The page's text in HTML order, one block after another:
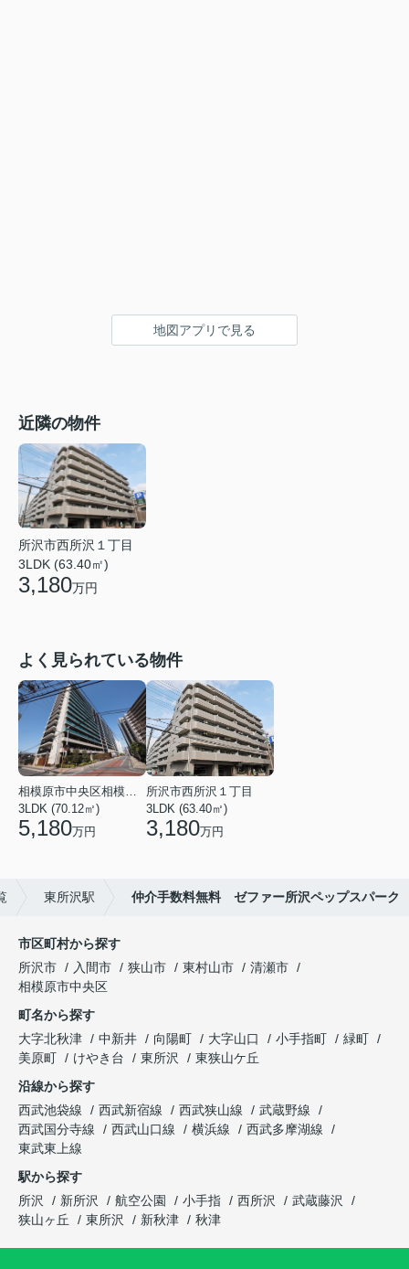
地図アプリで見る
近隣の物件
所沢市西所沢１丁目
3LDK (63.40㎡)
3,180万円
よく見られている物件
相模原市中央区相模原３丁目
3LDK (70.12㎡)
5,180万円
所沢市西所沢１丁目
3LDK (63.40㎡)
3,180万円
東所沢駅 仲介手数料無料 ゼファー所沢ペップスパーク
市区町村から探す
所沢市
入間市 狭山市 東村山市
清瀬市
相模原市中央区
町名から探す
大字北秋津
中新井 向陽町 大字山口 小手指町
緑町
美原町
けやき台 東所沢
東狭山ケ丘
沿線から探す
西武池袋線
西武新宿線 西武狭山線
武蔵野線
西武国分寺線
西武山口線 横浜線
西武多摩湖線
東武東上線
駅から探す
所沢
新所沢 航空公園 小手指 西所沢
武蔵藤沢
狭山ヶ丘
東所沢 新秋津 秋津